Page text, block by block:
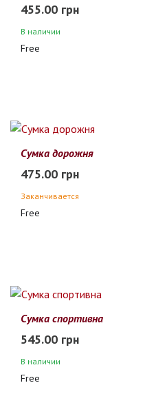
455.00 грн
В наличии
Free
Сумка дорожня
475.00 грн
Заканчивается
Free
Сумка спортивна
545.00 грн
В наличии
Free